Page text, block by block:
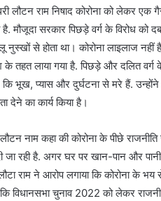
लौटन राम निषाद कोरोना को लेकर एक
मौजूदा सरकार पिछड़े वर्ग के विरोध को
नुस्खों से होता था। कोरोना लाइलाज
के तहत लाया गया है. पिछड़े और दलित
कि भूख, प्यास और दुर्घटना से मरे हैं.
देने का कार्य किया है।
लौटन नाम कहा की कोरोना के पीछे
जा रही है. अगर घर पर खान-पान और
राम ने आरोप लगाया कि कोरोना के
चुनाव 2022 को लेकर